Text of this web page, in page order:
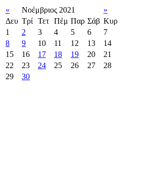
« Νοέμβριος 2021
»
Δευ Τρί Τετ Πέμ Παρ Σάβ Κυρ
1
2 3 4 5 6
7
8
9 10 11 12 13
14
15
16 17 18 19 20
21
22
23 24 25 26 27
28
29
30